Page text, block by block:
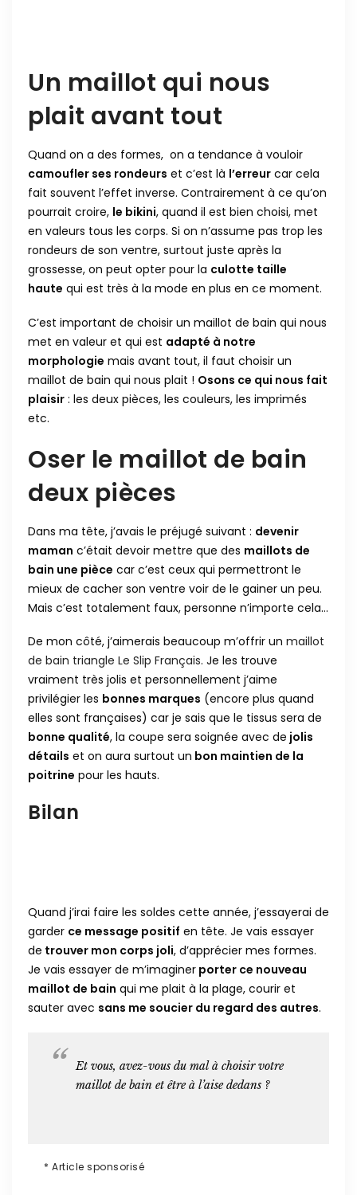
Un maillot qui nous
plait avant tout
Quand on a des formes, on a tendance à vouloir
camoufler ses rondeurs et c’est là l’erreur car cela
fait souvent l’effet inverse. Contrairement à ce qu’on
pourrait croire, le bikini, quand il est bien choisi, met
en valeurs tous les corps. Si on n’assume pas trop les
rondeurs de son ventre, surtout juste après la
grossesse, on peut opter pour la culotte taille
haute qui est très à la mode en plus en ce moment.
C’est important de choisir un maillot de bain qui nous
met en valeur et qui est adapté à notre
morphologie mais avant tout, il faut choisir un
maillot de bain qui nous plait ! Osons ce qui nous fait
plaisir : les deux pièces, les couleurs, les imprimés
etc.
Oser le maillot de bain
deux pièces
Dans ma tête, j’avais le préjugé suivant : devenir
maman c’était devoir mettre que des maillots de
bain une pièce car c’est ceux qui permettront le
mieux de cacher son ventre voir de le gainer un peu.
Mais c’est totalement faux, personne n’importe cela…
De mon côté, j’aimerais beaucoup m’offrir un maillot
de bain triangle Le Slip Français. Je les trouve
vraiment très jolis et personnellement j’aime
privilégier les bonnes marques (encore plus quand
elles sont françaises) car je sais que le tissus sera de
bonne qualité, la coupe sera soignée avec de jolis
détails et on aura surtout un bon maintien de la
poitrine pour les hauts.
Bilan
Quand j’irai faire les soldes cette année, j’essayerai de
garder ce message positif en tête. Je vais essayer
de trouver mon corps joli, d’apprécier mes formes.
Je vais essayer de m’imaginer porter ce nouveau
maillot de bain qui me plait à la plage, courir et
sauter avec sans me soucier du regard des autres.
Et vous, avez-vous du mal à choisir votre
maillot de bain et être à l’aise dedans ?
* Article sponsorisé